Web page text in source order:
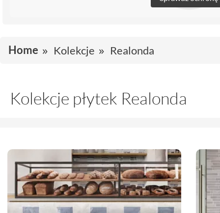
Home Kolekcje Realonda
Kolekcje płytek Realonda